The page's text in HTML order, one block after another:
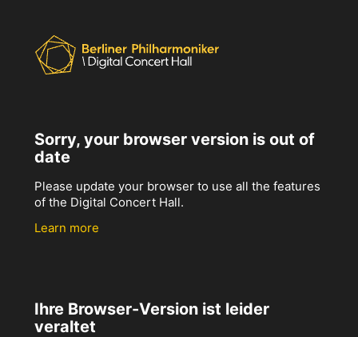
Sorry, your browser version is out of
date
Please update your browser to use all the features
of the Digital Concert Hall.
Learn more
Ihre Browser-Version ist leider
veraltet